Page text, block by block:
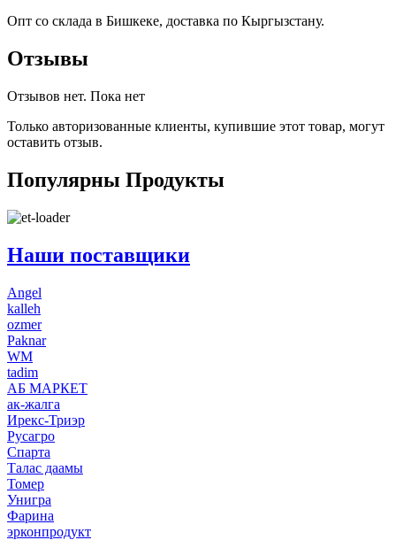
Опт со склада в Бишкеке, доставка по Кыргызстану.
Отзывы
Отзывов нет. Пока нет
Только авторизованные клиенты, купившие этот товар, могут
оставить отзыв.
Популярны Продукты
Наши поставщики
Angel
kalleh
ozmer
Paknar
WM
tadim
АБ МАРКЕТ
ак-жалга
Ирекс-Триэр
Русагро
Спарта
Талас даамы
Томер
Унигра
Фарина
эрконпродукт